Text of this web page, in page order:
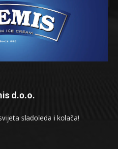
d.o.o.
sladoleda i kolača!